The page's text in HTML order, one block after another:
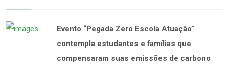
Evento “Pegada Zero Escola Atuação”
contempla estudantes e famílias que
compensaram suas emissões de carbono